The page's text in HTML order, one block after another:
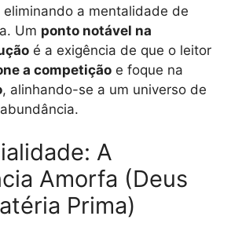
eliminando a mentalidade de
Um ponto notável na
é a exigência de que o leitor
a competição e foque na
, alinhando-se a um universo de
A
Amorfa (Deus
Prima)